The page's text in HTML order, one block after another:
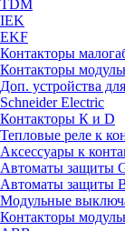
TDM
IEK
EKF
Контакторы
Контакторы
Доп. устройства
Schneider Electric
Контакторы К и D
Тепловые реле к
Аксессуары к
Автоматы защиты
Автоматы
Модульные
Контакторы